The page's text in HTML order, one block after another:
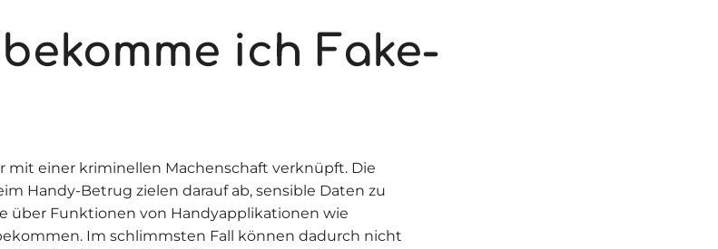
ich Fake-
mit einer kriminellen Machenschaft verknüpft. Die
Handy-Betrug zielen darauf ab, sensible Daten zu
über Funktionen von Handyapplikationen wie
Im schlimmsten Fall können dadurch nicht